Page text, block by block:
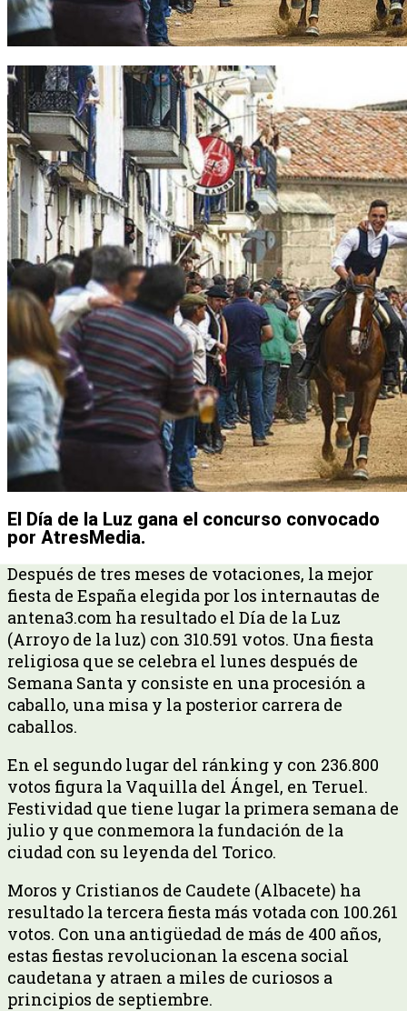
El Día de la Luz gana el concurso convocado
por AtresMedia.
Después de tres meses de votaciones, la mejor
fiesta de España elegida por los internautas de
antena3.com ha resultado el Día de la Luz
(Arroyo de la luz) con 310.591 votos. Una fiesta
religiosa que se celebra el lunes después de
Semana Santa y consiste en una procesión a
caballo, una misa y la posterior carrera de
caballos.
En el segundo lugar del ránking y con 236.800
votos figura la Vaquilla del Ángel, en Teruel.
Festividad que tiene lugar la primera semana de
julio y que conmemora la fundación de la
ciudad con su leyenda del Torico.
Moros y Cristianos de Caudete (Albacete) ha
resultado la tercera fiesta más votada con 100.261
votos. Con una antigüedad de más de 400 años,
estas fiestas revolucionan la escena social
caudetana y atraen a miles de curiosos a
principios de septiembre.